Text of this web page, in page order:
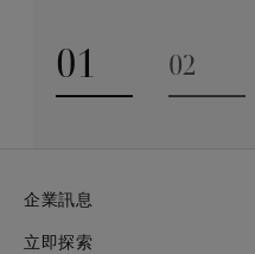
01
Go to slide 1
02
企業訊息
立即探索